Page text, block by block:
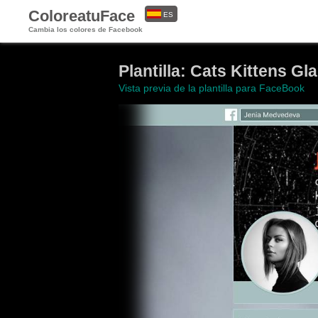
ColoreatuFace
Cambia los colores de Facebook
ES
Plantilla: Cats Kittens
Vista previa de la plantilla para FaceBook